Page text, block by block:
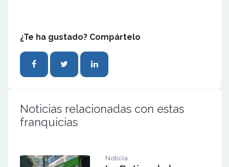
¿Te ha gustado? Compártelo
Noticias relacionadas con estas
franquicias
Noticia